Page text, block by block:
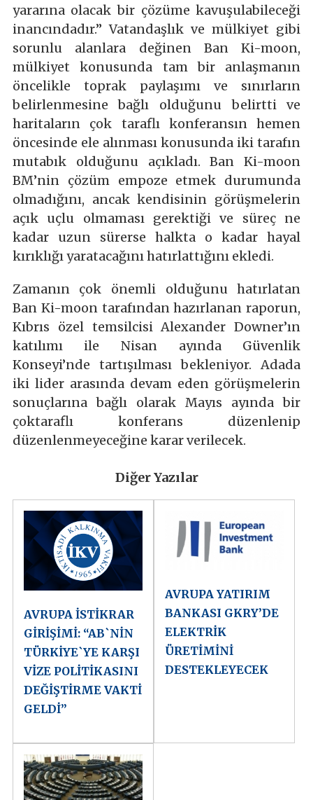
yararına olacak bir çözüme kavuşulabileceği
inancındadır.” Vatandaşlık ve mülkiyet gibi
sorunlu alanlara değinen Ban Ki-moon,
mülkiyet konusunda tam bir anlaşmanın
öncelikle toprak paylaşımı ve sınırların
belirlenmesine bağlı olduğunu belirtti ve
haritaların çok taraflı konferansın hemen
öncesinde ele alınması konusunda iki tarafın
mutabık olduğunu açıkladı. Ban Ki-moon
BM’nin çözüm empoze etmek durumunda
olmadığını, ancak kendisinin görüşmelerin
açık uçlu olmaması gerektiği ve süreç ne
kadar uzun sürerse halkta o kadar hayal
kırıklığı yaratacağını hatırlattığını ekledi.
Zamanın çok önemli olduğunu hatırlatan
Ban Ki-moon tarafından hazırlanan raporun,
Kıbrıs özel temsilcisi Alexander Downer’ın
katılımı ile Nisan ayında Güvenlik
Konseyi’nde tartışılması bekleniyor. Adada
iki lider arasında devam eden görüşmelerin
sonuçlarına bağlı olarak Mayıs ayında bir
çoktaraflı konferans düzenlenip
düzenlenmeyeceğine karar verilecek.
Diğer Yazılar
AVRUPA İSTİKRAR
GİRİŞİMİ: “AB`NİN
TÜRKİYE`YE KARŞI
VİZE POLİTİKASINI
DEĞİŞTİRME VAKTİ
GELDİ”
AVRUPA YATIRIM
BANKASI GKRY’DE
ELEKTRİK
ÜRETİMİNİ
DESTEKLEYECEK